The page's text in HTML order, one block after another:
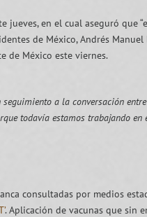
en el cual aseguró que
de México, Andrés
de México este viernes.
a la conversación
todavía estamos trabajando en
consultadas por medios
. Aplicación de vacunas que sin